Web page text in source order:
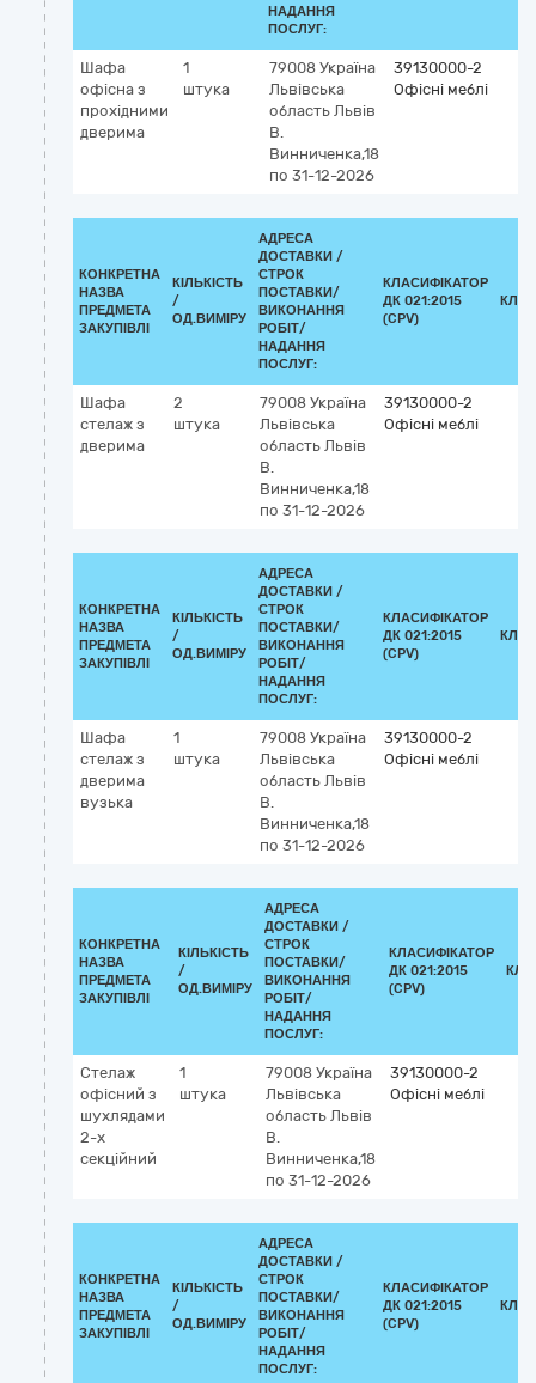
НАДАННЯ
ПОСЛУГ:
Шафа
офісна з
прохідними
дверима
1
штука
79008 Україна
Львівська
область Львів
В.
Винниченка,18
по 31-12-2026
39130000-2
Офісні меблі
КОНКРЕТНА
НАЗВА
ПРЕДМЕТА
ЗАКУПІВЛІ
КІЛЬКІСТЬ
/
ОД.ВИМІРУ
АДРЕСА
ДОСТАВКИ /
СТРОК
ПОСТАВКИ/
ВИКОНАННЯ
РОБІТ/
НАДАННЯ
ПОСЛУГ:
КЛАСИФІКАТОР
ДК 021:2015
(CPV)
Шафа
стелаж з
дверима
2
штука
79008 Україна
Львівська
область Львів
В.
Винниченка,18
по 31-12-2026
39130000-2
Офісні меблі
КОНКРЕТНА
НАЗВА
ПРЕДМЕТА
ЗАКУПІВЛІ
КІЛЬКІСТЬ
/
ОД.ВИМІРУ
АДРЕСА
ДОСТАВКИ /
СТРОК
ПОСТАВКИ/
ВИКОНАННЯ
РОБІТ/
НАДАННЯ
ПОСЛУГ:
КЛАСИФІКАТОР
ДК 021:2015
(CPV)
Шафа
стелаж з
дверима
вузька
1
штука
79008 Україна
Львівська
область Львів
В.
Винниченка,18
по 31-12-2026
39130000-2
Офісні меблі
КОНКРЕТНА
НАЗВА
ПРЕДМЕТА
ЗАКУПІВЛІ
КІЛЬКІСТЬ
/
ОД.ВИМІРУ
АДРЕСА
ДОСТАВКИ /
СТРОК
ПОСТАВКИ/
ВИКОНАННЯ
РОБІТ/
НАДАННЯ
ПОСЛУГ:
КЛАСИФІКАТОР
ДК 021:2015
(CPV)
Стелаж
офісний з
шухлядами
2-х
секційний
1
штука
79008 Україна
Львівська
область Львів
В.
Винниченка,18
по 31-12-2026
39130000-2
Офісні меблі
КОНКРЕТНА
НАЗВА
ПРЕДМЕТА
ЗАКУПІВЛІ
КІЛЬКІСТЬ
/
ОД.ВИМІРУ
АДРЕСА
ДОСТАВКИ /
СТРОК
ПОСТАВКИ/
ВИКОНАННЯ
РОБІТ/
НАДАННЯ
ПОСЛУГ:
КЛАСИФІКАТОР
ДК 021:2015
(CPV)